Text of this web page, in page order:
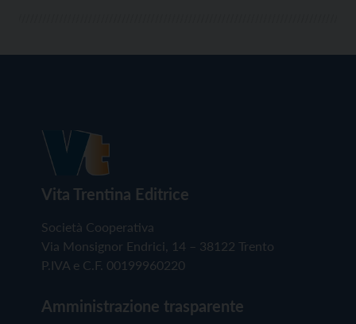
Vita Trentina Editrice
Società Cooperativa
Via Monsignor Endrici, 14 – 38122 Trento
P.IVA e C.F. 00199960220
Amministrazione trasparente